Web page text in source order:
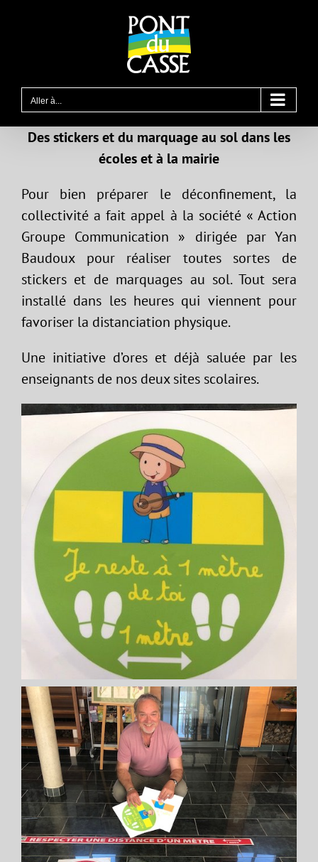
Aller à...
Des stickers et du marquage au sol dans les
écoles et à la mairie
Pour bien préparer le déconfinement, la
collectivité a fait appel à la société « Action
Groupe Communication » dirigée par Yan
Baudoux pour réaliser toutes sortes de
stickers et de marquages au sol. Tout sera
installé dans les heures qui viennent pour
favoriser la distanciation physique.
Une initiative d’ores et déjà saluée par les
enseignants de nos deux sites scolaires.